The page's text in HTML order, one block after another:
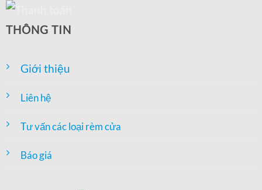
THÔNG TIN
Giới thiệu
Liên hệ
Tư vấn các loại rèm cửa
Báo giá